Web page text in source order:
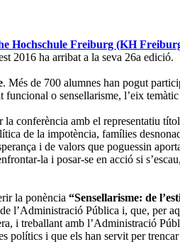
Hochschule Freiburg (KH
2016 ha arribat a la seva 26a edició.
. Més de 700 alumnes han pogut
o sensellarisme, l’eix
la conferència amb el representatiu títol
de la impotència, famílies
i de valors que poguessin
la i posar-se en acció si
la ponència “Sensellarisme: de
l’Administració Pública i, que, per
i treballant amb l’Administració
polítics i que els han servit per